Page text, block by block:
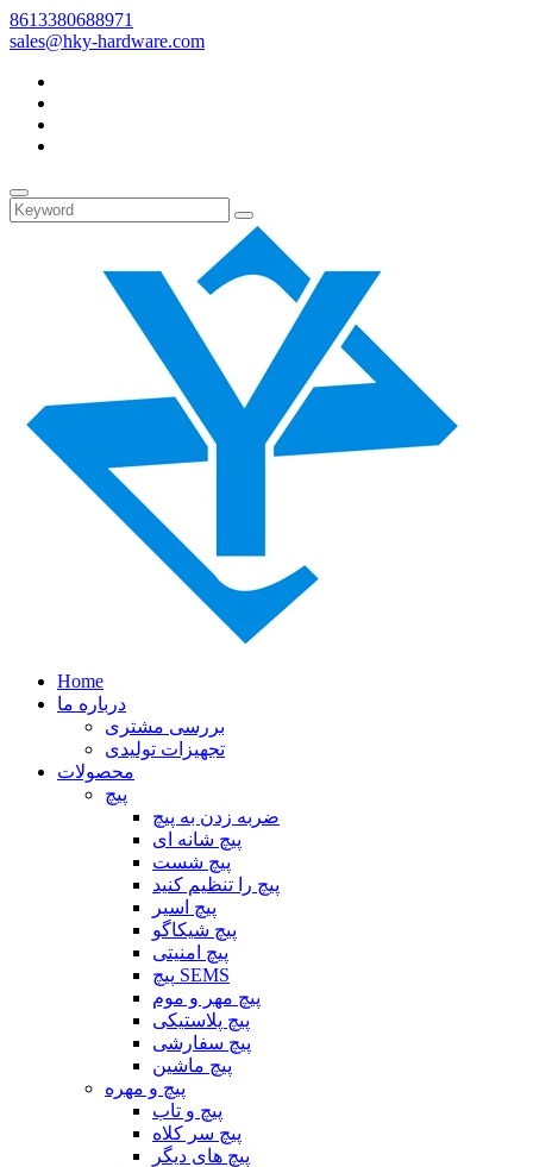
8613380688971
sales@hky-hardware.com
Home
درباره ما
بررسی مشتری
تجهیزات تولیدی
محصولات
پیچ
ضربه زدن به پیچ
پیچ شانه ای
پیچ شست
پیچ را تنظیم کنید
پیچ اسیر
پیچ شیکاگو
پیچ امنیتی
پیچ SEMS
پیچ مهر و موم
پیچ پلاستیکی
پیچ سفارشی
پیچ ماشین
پیچ و مهره
پیچ و تاب
پیچ سر کلاه
پیچ های دیگر